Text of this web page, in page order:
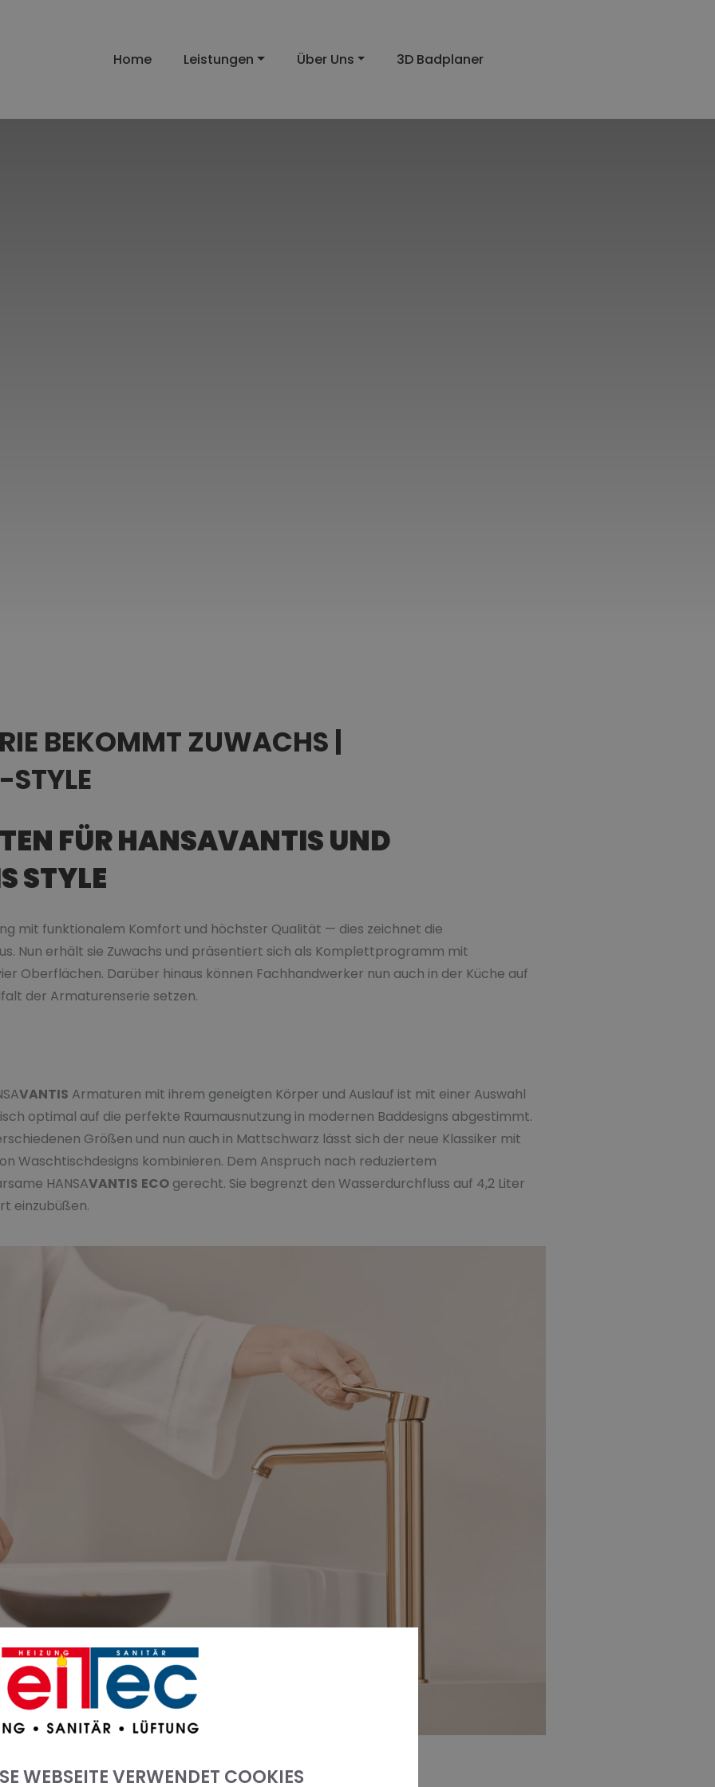
Home Leistungen Über Uns 3D Badplaner
BEKOMMT ZUWACHS |
FÜR HANSAVANTIS UND
STYLE
mit funktionalem Komfort und höchster Qualität — dies zeichnet die
Nun erhält sie Zuwachs und präsentiert sich als Komplettprogramm mit
Oberflächen. Darüber hinaus können Fachhandwerker nun auch in der Küche auf
der Armaturenserie setzen.
VANTIS Armaturen mit ihrem geneigten Körper und Auslauf ist mit einer Auswahl
optimal auf die perfekte Raumausnutzung in modernen Baddesigns abgestimmt.
Größen und nun auch in Mattschwarz lässt sich der neue Klassiker mit
Waschtischdesigns kombinieren. Dem Anspruch nach reduziertem
HANSAVANTIS ECO gerecht. Sie begrenzt den Wasserdurchfluss auf 4,2 Liter
einzubüßen.
WEBSEITE VERWENDET COOKIES